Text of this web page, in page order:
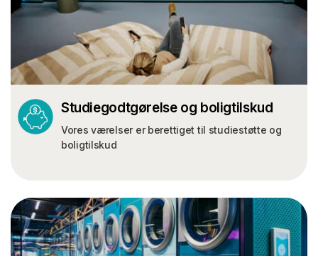
Studiegodtgørelse og boligtilskud
Vores værelser er berettiget til studiestøtte og
boligtilskud